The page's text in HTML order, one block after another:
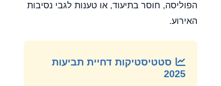
הפוליסה, חוסר בתיעוד, או טענות לגבי נסיבות
האירוע.
סטטיסטיקות דחיית תביעות
2025